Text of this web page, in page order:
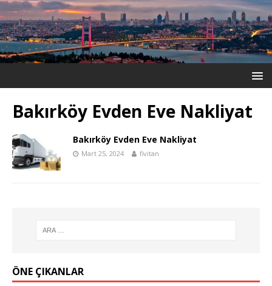
Bakırköy Evden Eve Nakliyat
Bakırköy Evden Eve Nakliyat
Mart 25, 2024 fivitan
ÖNE ÇIKANLAR